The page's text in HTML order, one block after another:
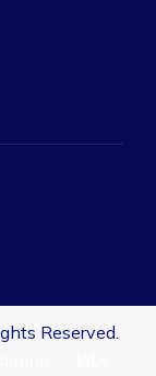
Reserved.